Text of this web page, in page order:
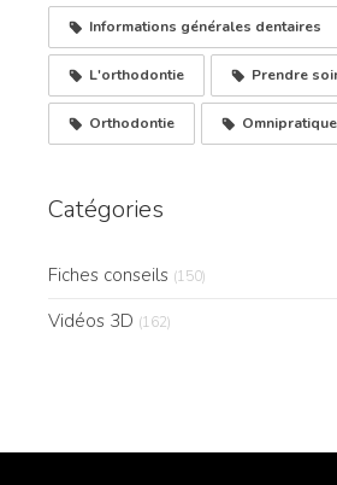
Informations générales dentaires
L'orthodontie Prendre
Orthodontie Omnipratique
Catégories
Fiches conseils (150)
Vidéos 3D (162)